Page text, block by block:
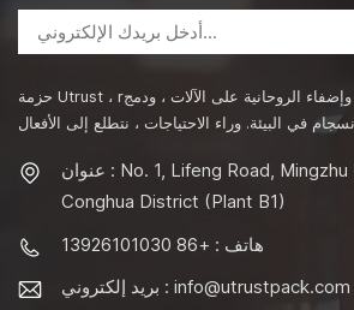
حزمة Utrust ، rاعتناق طبيعة الناس ، وإضفاء الروحانية على الآلات ، ودمج
عنوان : No. 1, Lifeng Road, Mingzhu Industrial Park,
Conghua District (Plant B1)
هاتف : +86 13926101030
بريد إلكتروني : info@utrustpack.com